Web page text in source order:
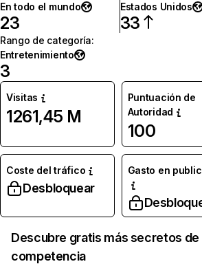
En todo el mundo
23
Estados Unidos
33
Rango de categoría:
Entretenimiento
3
Visitas
1261,45 M
Puntuación de
Autoridad
100
Coste del tráfico
Desbloquear
Gasto en
Descubre gratis más secretos de
competencia